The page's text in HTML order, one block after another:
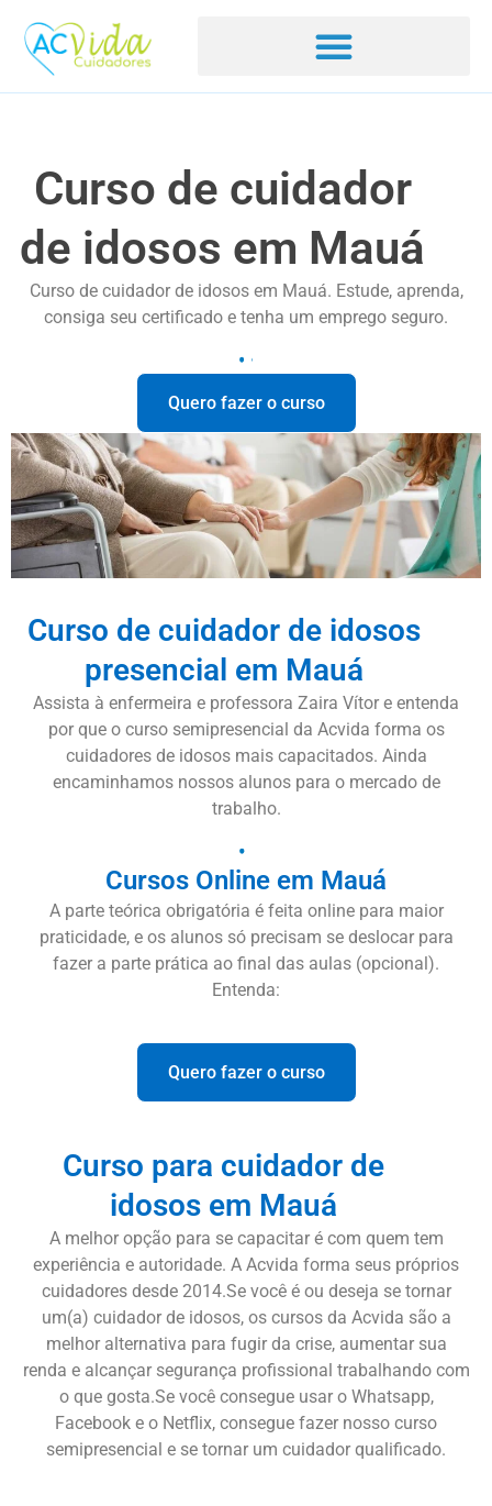
Curso de cuidador
de idosos em Mauá
Curso de cuidador de idosos em Mauá. Estude, aprenda,
consiga seu certificado e tenha um emprego seguro.
Quero fazer o curso
Curso de cuidador de idosos
presencial em Mauá
Assista à enfermeira e professora Zaira Vítor e entenda
por que o curso semipresencial da Acvida forma os
cuidadores de idosos mais capacitados. Ainda
encaminhamos nossos alunos para o mercado de
trabalho.
Cursos Online em Mauá
A parte teórica obrigatória é feita online para maior
praticidade, e os alunos só precisam se deslocar para
fazer a parte prática ao final das aulas (opcional).
Entenda:
Quero fazer o curso
Curso para cuidador de
idosos em Mauá
A melhor opção para se capacitar é com quem tem
experiência e autoridade. A Acvida forma seus próprios
cuidadores desde 2014.Se você é ou deseja se tornar
um(a) cuidador de idosos, os cursos da Acvida são a
melhor alternativa para fugir da crise, aumentar sua
renda e alcançar segurança profissional trabalhando com
o que gosta.Se você consegue usar o Whatsapp,
Facebook e o Netflix, consegue fazer nosso curso
semipresencial e se tornar um cuidador qualificado.